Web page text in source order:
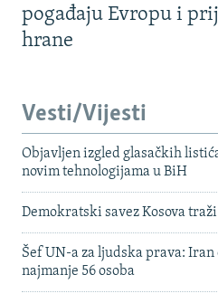
pogađaju Evropu i
hrane
Vesti/Vijesti
Objavljen izgled glasačkih
novim tehnologijama u BiH
Demokratski savez Kosova
Šef UN-a za ljudska prava:
najmanje 56 osoba